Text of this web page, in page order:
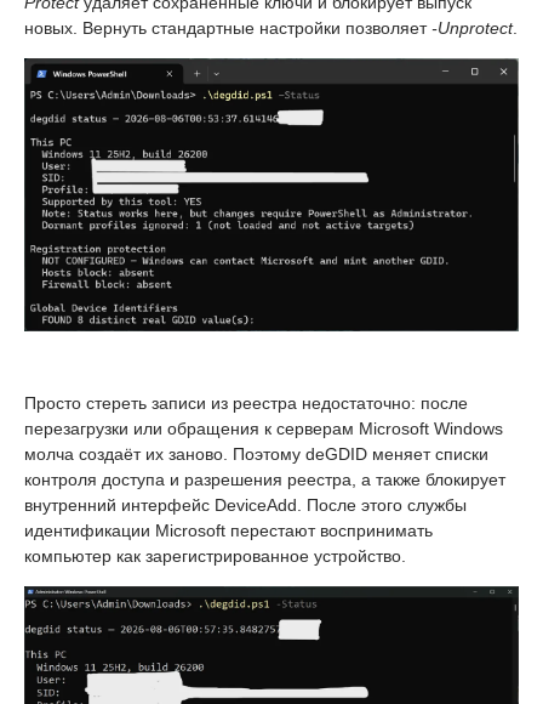
новых. Вернуть стандартные настройки позволяет-Unprotect.
Просто стереть записи из реестра недостаточно: после
перезагрузки или обращения к серверам Microsoft Windows
молча создаёт их заново. Поэтому deGDID меняет списки
контроля доступа и разрешения реестра, а также блокирует
внутренний интерфейс DeviceAdd. После этого службы
идентификации Microsoft перестают воспринимать
компьютер как зарегистрированное устройство.